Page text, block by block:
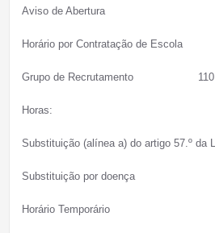
Aviso de Abertura
Horário por Contratação de Escola
Grupo de Recrutamento 110 1º
Horas:
Substituição (alínea a) do artigo 57.º da
Substituição por doença
Horário Temporário